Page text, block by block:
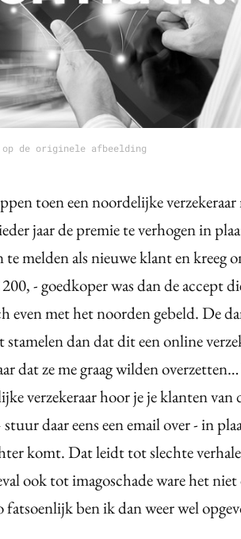
op de originele afbeelding
toen een noordelijke
jaar de premie te verhogen in
melden als nieuwe klant en kreeg
- goedkoper was dan de accept
even met het noorden gebeld. De
dan dat dit een online
dat ze me graag wilden
verzekeraar hoor je je klanten van
daar eens een email over - in
komt. Dat leidt tot slechte
ook tot imagoschade ware het
ben ik dan weer wel